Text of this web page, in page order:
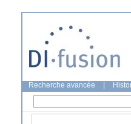
Recherche avancée